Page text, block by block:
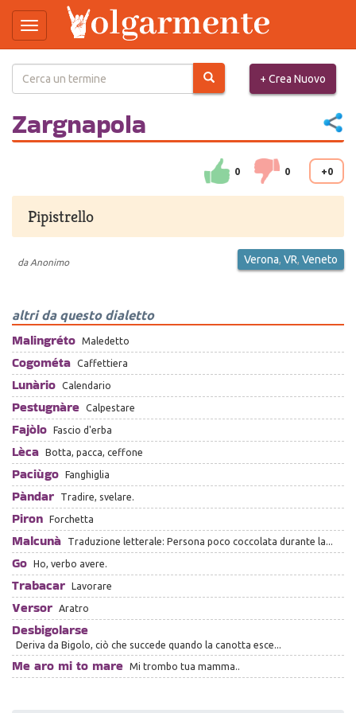
Salta
contenuto
Toggle
navigation
+ Crea Nuovo
Zargnapola
0 0 +0
Pipistrello
da Anonimo Verona, VR, Veneto
altri da questo dialetto
Malingréto Maledetto
Cogométa Caffettiera
Lunàrio Calendario
Pestugnàre Calpestare
Fajòlo Fascio d'erba
Lèca Botta, pacca, ceffone
Paciùgo Fanghiglia
Pàndar Tradire, svelare.
Piron Forchetta
Malcunà Traduzione letterale: Persona poco coccolata durante la...
Go Ho, verbo avere.
Trabacar Lavorare
Versor Aratro
Desbigolarse
Deriva da Bigolo, ciò che succede quando la canotta esce...
Me aro mi to mare Mi trombo tua mamma..